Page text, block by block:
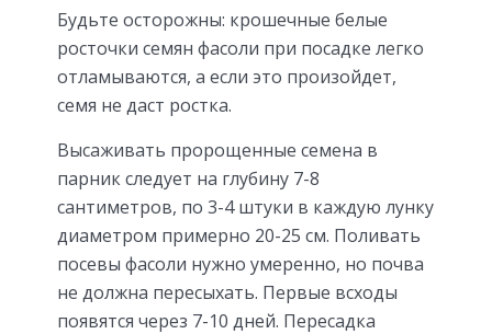
Будьте осторожны: крошечные белые
росточки семян фасоли при посадке легко
отламываются, а если это произойдет,
семя не даст ростка.
Высаживать пророщенные семена в
парник следует на глубину 7-8
сантиметров, по 3-4 штуки в каждую лунку
диаметром примерно 20-25 см. Поливать
посевы фасоли нужно умеренно, но почва
не должна пересыхать. Первые всходы
появятся через 7-10 дней. Пересадка